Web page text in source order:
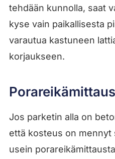
tehdään kunnolla, saat
kyse vain paikallisesta
varautua kastuneen
korjaukseen.
Jos parketin alla on
että kosteus on mennyt
usein